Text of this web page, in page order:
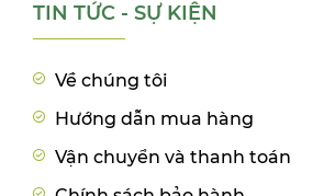
TIN TỨC - SỰ KIỆN
Về chúng tôi
Hướng dẫn mua hàng
Vận chuyển và thanh toán